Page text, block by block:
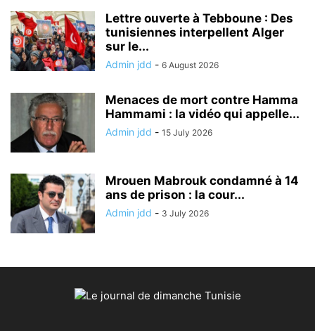
Lettre ouverte à Tebboune : Des
tunisiennes interpellent Alger
sur le...
Admin jdd - 6 August 2026
Menaces de mort contre Hamma
Hammami : la vidéo qui appelle...
Admin jdd - 15 July 2026
Mrouen Mabrouk condamné à 14
ans de prison : la cour...
Admin jdd - 3 July 2026